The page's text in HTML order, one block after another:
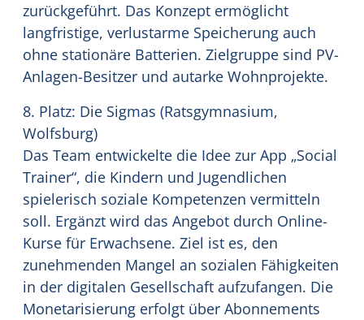
zurückgeführt. Das Konzept ermöglicht
langfristige, verlustarme Speicherung auch
ohne stationäre Batterien. Zielgruppe sind PV-
Anlagen-Besitzer und autarke Wohnprojekte.
8. Platz: Die Sigmas (Ratsgymnasium,
Wolfsburg)
Das Team entwickelte die Idee zur App „Social
Trainer“, die Kindern und Jugendlichen
spielerisch soziale Kompetenzen vermitteln
soll. Ergänzt wird das Angebot durch Online-
Kurse für Erwachsene. Ziel ist es, den
zunehmenden Mangel an sozialen Fähigkeiten
in der digitalen Gesellschaft aufzufangen. Die
Monetarisierung erfolgt über Abonnements